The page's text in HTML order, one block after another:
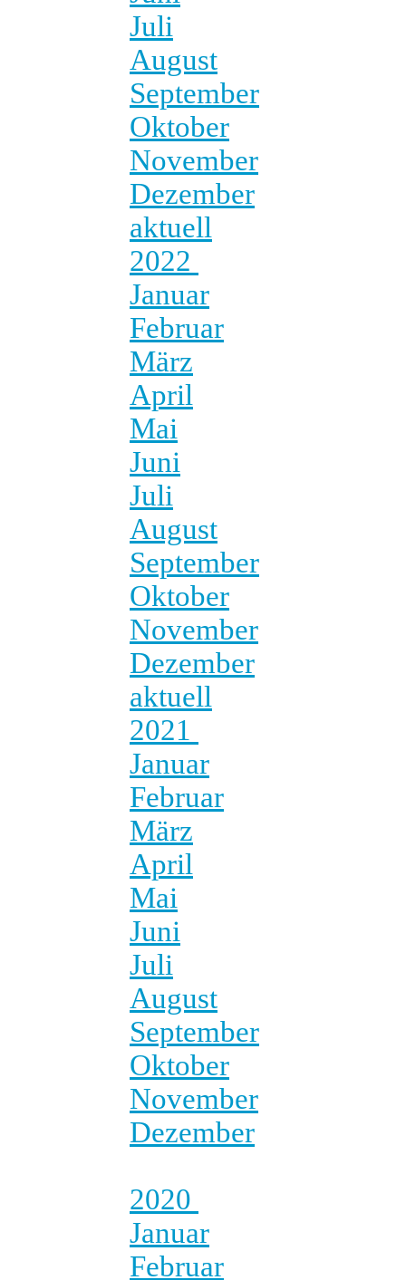
Juli
August
September
Oktober
November
Dezember
aktuell
2022
Januar
Februar
März
April
Mai
Juni
Juli
August
September
Oktober
November
Dezember
aktuell
2021
Januar
Februar
März
April
Mai
Juni
Juli
August
September
Oktober
November
Dezember
2020
Januar
Februar